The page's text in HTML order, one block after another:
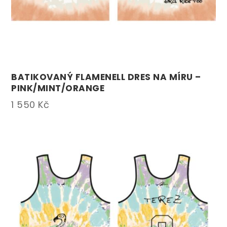
BATIKOVANÝ FLAMENELL DRES NA MÍRU –
PINK/MINT/ORANGE
1 550 Kč